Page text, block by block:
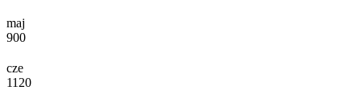
maj
900
cze
1120